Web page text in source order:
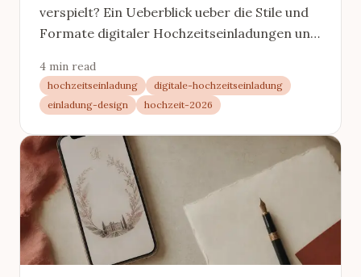
verspielt? Ein Ueberblick ueber die Stile und
Formate digitaler Hochzeitseinladungen und
4 min read
hochzeitseinladung
digitale-hochzeitseinladung
einladung-design
hochzeit-2026